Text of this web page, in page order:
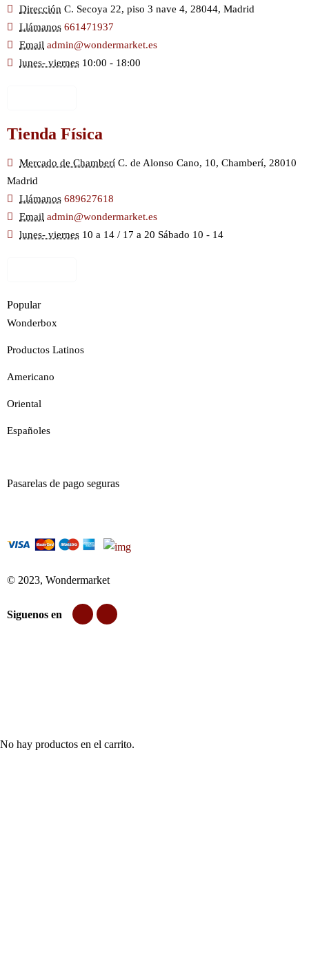
Dirección C. Secoya 22, piso 3 nave 4, 28044, Madrid
Llámanos 661471937
Email admin@wondermarket.es
lunes- viernes 10:00 - 18:00
Tienda Física
Mercado de Chamberí C. de Alonso Cano, 10, Chamberí, 28010
Madrid
Llámanos 689627618
Email admin@wondermarket.es
lunes- viernes 10 a 14 / 17 a 20 Sábado 10 - 14
Popular
Wonderbox
Productos Latinos
Americano
Oriental
Españoles
Pasarelas de pago seguras
© 2023, Wondermarket
Siguenos en
No hay productos en el carrito.